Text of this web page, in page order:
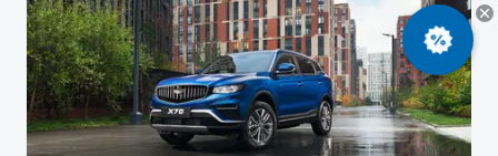
Яркий кроссовер
от 2 219 990 ₽*
Автокредит
Трейд-ин
Страхование
Расчет КАСКО
ПОДДЕРЖКА
Гарантия Belgee
Belgee Линк
Belgee Клуб
О дилерском центре
Правовая информация